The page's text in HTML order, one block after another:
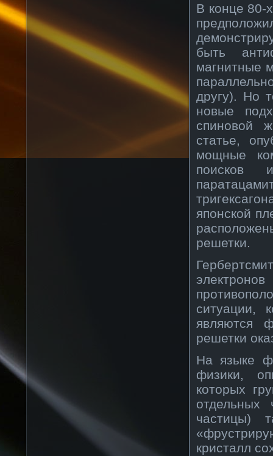
В конце 80-
быть
магнитные
другу). Но
новые
спиновой
статье,
мощные
поисков
японской
решетки.
ситуации,
являются
решетки
На языке
физики,
которых
отдельных
частицы)
кристалл